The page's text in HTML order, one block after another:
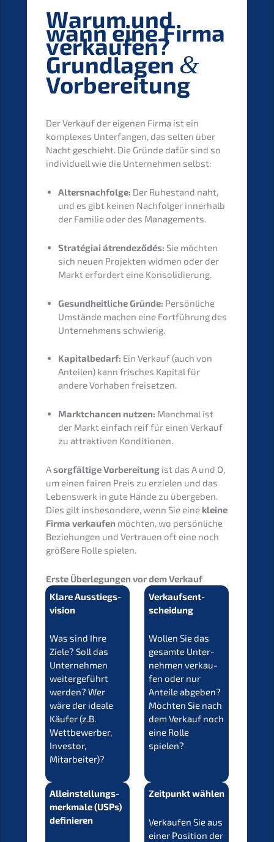
Warum und
wann eine Firma
verkau­fen?
Grund­la­gen &
Vorbereitung
Der Verkauf der eigenen Firma ist ein
komple­xes Unter­fan­gen, das selten über
Nacht geschieht. Die Gründe dafür sind so
indivi­du­ell wie die Unter­neh­men selbst:
Alters­nach­fol­ge: Der Ruhestand naht,
und es gibt keinen Nachfol­ger inner­halb
der Familie oder des Managements.
Straté­giai átren­de­ző­dés: Sie möchten
sich neuen Projek­ten widmen oder der
Markt erfor­dert eine Konsolidierung.
Gesund­heit­li­che Gründe: Persön­li­che
Umstän­de machen eine Fortfüh­rung des
Unter­neh­mens schwierig.
Kapital­be­darf: Ein Verkauf (auch von
Antei­len) kann frisches Kapital für
andere Vorha­ben freisetzen.
Markt­chan­cen nutzen: Manch­mal ist
der Markt einfach reif für einen Verkauf
zu attrak­ti­ven Konditionen.
Asorgfäl­ti­ge Vorbe­rei­tung ist das A und O,
um einen fairen Preis zu erzie­len und das
Lebens­werk in gute Hände zu überge­ben.
Dies gilt insbe­son­de­re, wenn Sie eine kleine
Firma verkau­fen möchten, wo persön­li­che
Bezie­hun­gen und Vertrau­en oft eine noch
größe­re Rolle spielen.
Erste Überle­gun­gen vor dem Verkauf
Klare Ausstiegs­
vi­si­on
Was sind Ihre
Ziele? Soll das
Unter­neh­men
weiter­ge­führt
werden? Wer
wäre der ideale
Käufer (z.B.
Wettbe­wer­ber,
Inves­tor,
Mitarbeiter)?
Verkaufs­ent­
schei­dung
Wollen Sie das
gesam­te Unter­
neh­men verkau­
fen oder nur
Antei­le abgeben?
Möchten Sie nach
dem Verkauf noch
eine Rolle
spielen?
Allein­stel­lungs­
merk­ma­le (USPs)
definieren
Zeitpunkt wählen
Verkau­fen Sie aus
einer Positi­on der